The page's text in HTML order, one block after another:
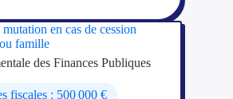
en cas de cession
famille
des Finances Publiques
fiscales : 500 000 €